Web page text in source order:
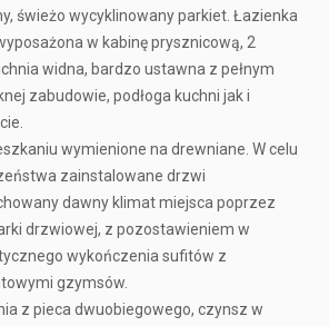
świeżo wycyklinowany parkiet. Łazienka
w kabinę prysznicową, 2
widna, bardzo ustawna z pełnym
zabudowie, podłoga kuchni jak i
wymienione na drewniane. W celu
zainstalowane drzwi
dawny klimat miejsca poprzez
drzwiowej, z pozostawieniem w
wykończenia sufitów z
gzymsów.
z pieca dwuobiegowego, czynsz w